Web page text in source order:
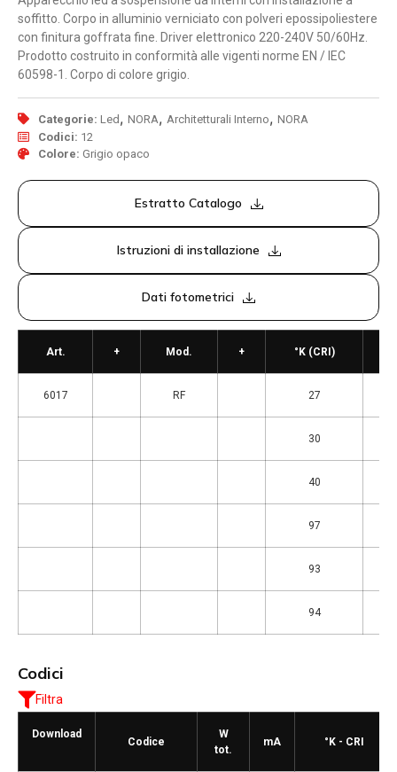
soffitto. Corpo in alluminio verniciato con polveri epossipoliestere
con finitura goffrata fine. Driver elettronico 220-240V 50/60Hz.
Prodotto costruito in conformità alle vigenti norme EN / IEC
60598-1. Corpo di colore grigio.
Categorie: Led , NORA, Architetturali Interno, NORA
Codici: 12
Colore: Grigio opaco
Estratto Catalogo
Istruzioni di installazione
Dati fotometrici
Art. + Mod. + °K (CRI)
6017 RF 27
30
40
97
93
94
Codici
Filtra
Download
Codice
W
tot.
mA °K - CRI